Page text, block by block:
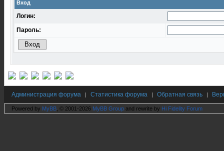
Вход
Логин:
Пароль:
Администрация форума | Статистика форума | Обратная связь |
Powered by MyBB , © 2001-2026 MyBB Group and rewrite by Hi Fidelity Forum